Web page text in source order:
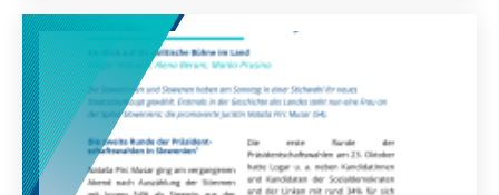
beim Zugang und einem Gefühl der
Diskriminierung von Menschen mit
Behinderungen führen.